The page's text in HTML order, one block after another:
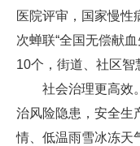
医院评审，国家慢性
次蝉联“全国无偿献
10个，街道、社区智
社会治理更高效
治风险隐患，安全生
情、低温雨雪冰冻天